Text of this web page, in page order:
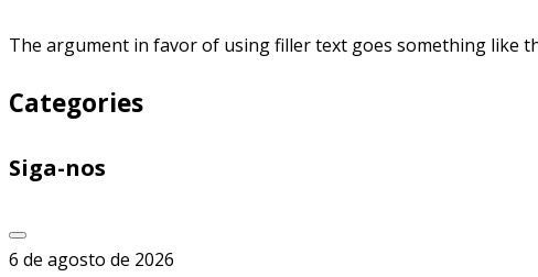
The argument in favor of using filler text goes something like
Categories
Siga-nos
6 de agosto de 2026